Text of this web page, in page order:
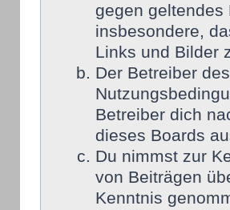
gegen
insbesondere,
Links und Bilder
Der Betreiber
Betreiber dich
dieses Boards
Du nimmst zur
von Beiträgen
Kenntnis